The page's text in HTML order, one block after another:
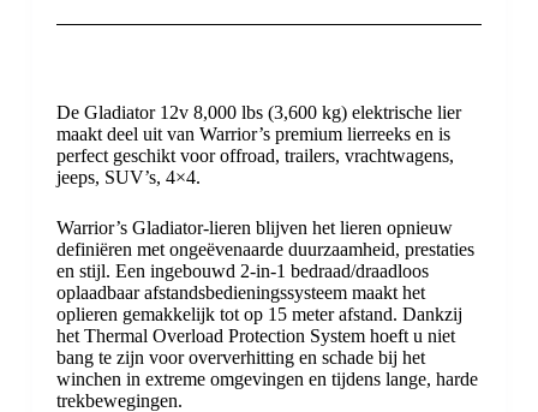
De Gladiator 12v 8,000 lbs (3,600 kg) elektrische lier
maakt deel uit van Warrior’s premium lierreeks en is
perfect geschikt voor offroad, trailers, vrachtwagens,
jeeps, SUV’s, 4×4.
Warrior’s Gladiator-lieren blijven het lieren opnieuw
definiëren met ongeëvenaarde duurzaamheid, prestaties
en stijl. Een ingebouwd 2-in-1 bedraad/draadloos
oplaadbaar afstandsbedieningssysteem maakt het
oplieren gemakkelijk tot op 15 meter afstand. Dankzij
het Thermal Overload Protection System hoeft u niet
bang te zijn voor oververhitting en schade bij het
winchen in extreme omgevingen en tijdens lange, harde
trekbewegingen.